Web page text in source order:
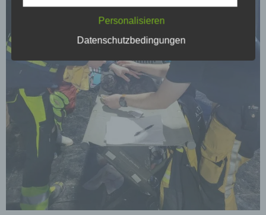
sich auf eine identifizierte oder identifizierbare
natürliche Person (im Folgenden „betroffene Person")
beziehen. Als identifizierbar wird eine natürliche Person
angesehen, die direkt oder indirekt, insbesondere
mittels Zuordnung zu einer Kennung wie einem
Namen, zu einer Kennnummer, zu Standortdaten, zu
einer Online-Kennung oder zu einem oder mehreren
besonderen Merkmalen, die Ausdruck der physischen,
physiologischen, genetischen, psychischen,
wirtschaftlichen, kulturellen oder sozialen Identität
dieser natürlichen Person sind, identifiziert werden
Personalisieren
Datenschutzbedingungen